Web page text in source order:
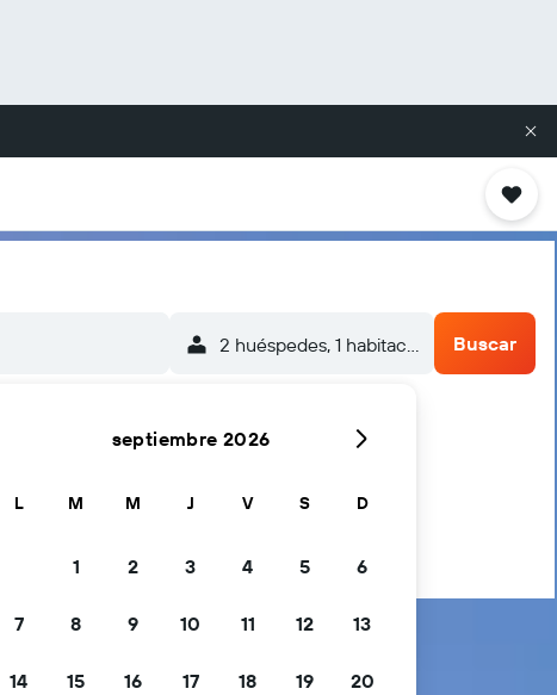
2 huéspedes, 1 habitación Buscar
septiembre 2026
L M M J V S D
1 2 3 4 5 6
7 8 9 10 11 12 13
14 15 16 17 18 19 20